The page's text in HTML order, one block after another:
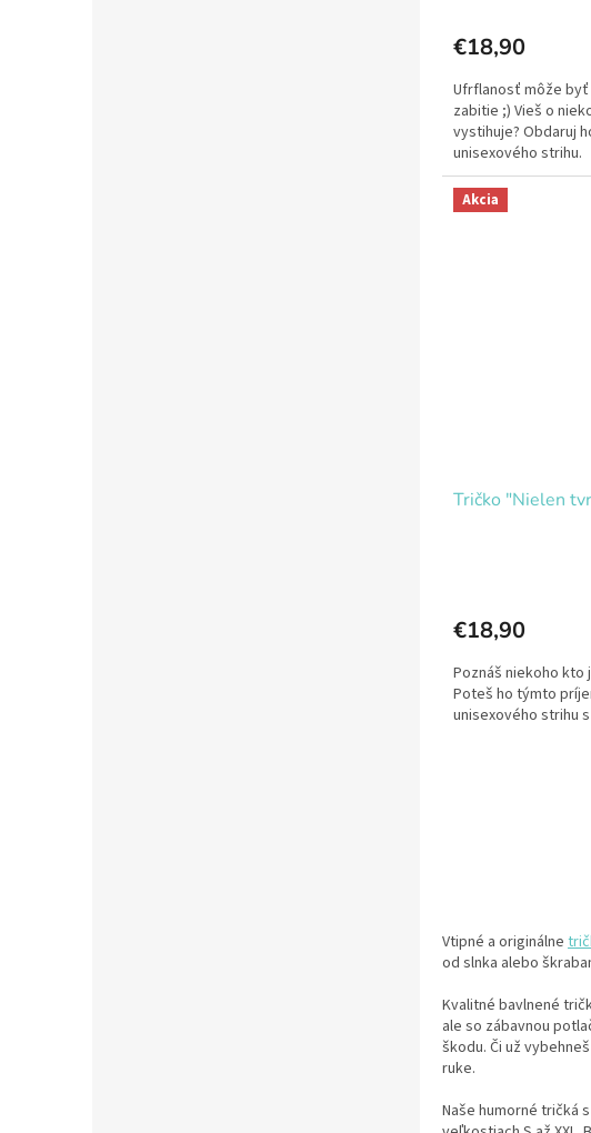
€18,90
Ufrflanosť môže byť
zabitie ;) Vieš o
vystihuje? Obdaruj
unisexového strihu.
Akcia
Tričko "Nielen
€18,90
Poznáš niekoho kto
Poteš ho týmto
unisexového strihu
Vtipné a originálne
od slnka alebo
Kvalitné bavlnené
ale so zábavnou
škodu. Či už
ruke.
Naše humorné tričká